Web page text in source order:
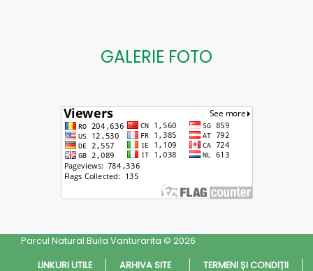
GALERIE FOTO
Parcul Natural Buila Vanturarita © 2026
LINKURI UTILE ARHIVA SITE TERMENI ȘI CONDIȚII